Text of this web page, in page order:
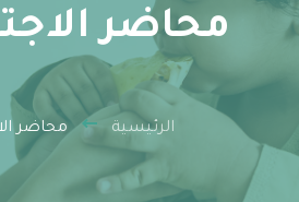
محاضر
الرئيسية محاضر